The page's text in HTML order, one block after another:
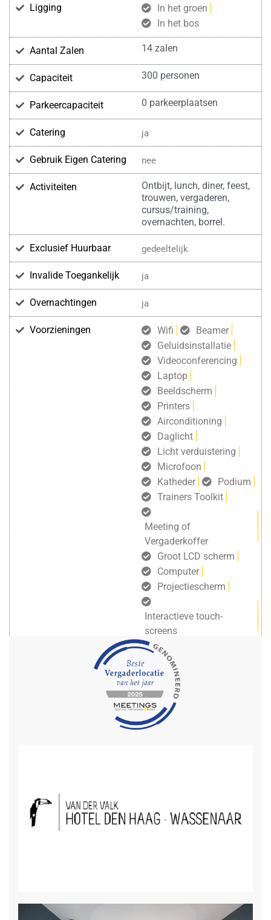
Ligging
In het groen
In het bos
Aantal Zalen 14 zalen
Capaciteit 300 personen
Parkeercapaciteit 0 parkeerplaatsen
Catering ja
Gebruik Eigen Catering nee
Activiteiten
Ontbijt, lunch, diner, feest,
trouwen, vergaderen,
cursus/training,
overnachten, borrel.
Exclusief Huurbaar gedeeltelijk
Invalide Toegankelijk ja
Overnachtingen ja
Voorzieningen Wifi
Beamer
Geluidsinstallatie
Videoconferencing
Laptop
Beeldscherm
Printers
Airconditioning
Daglicht
Licht verduistering
Microfoon
Katheder
Podium
Trainers Toolkit
Meeting of
Vergaderkoffer
Groot LCD scherm
Computer
Projectiescherm
Interactieve touch-
screens
gratis draadloos internet